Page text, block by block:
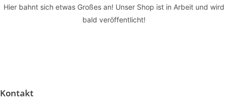
Hier bahnt sich etwas Großes an! Unser Shop ist in Arbeit und wird
bald veröffentlicht!
Kontakt